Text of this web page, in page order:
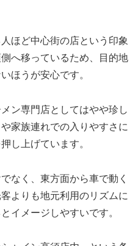
ほど中心街の店という印象
へ移っているため、目的地
ほうが安心です。
ン専門店としてはやや珍し
家族連れでの入りやすさに
し上げています。
なく、東方面から車で動く
よりも地元利用のリズムに
イメージしやすいです。